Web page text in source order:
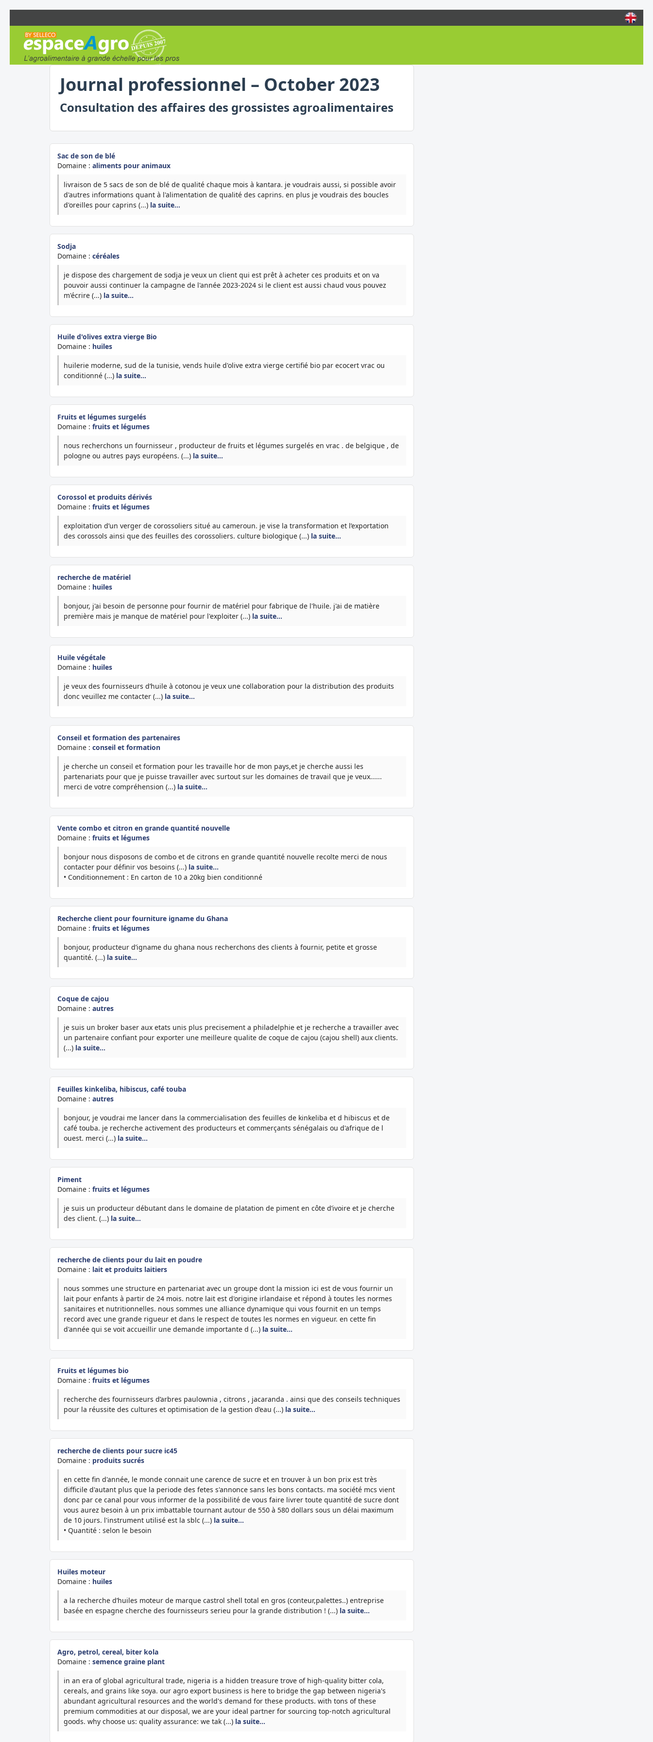
Journal professionnel – October 2023
Consultation des affaires des grossistes agroalimentaires
Sac de son de blé
Domaine : aliments pour animaux
livraison de 5 sacs de son de blé de qualité chaque mois à kantara. je voudrais aussi, si possible avoir
d'autres informations quant à l'alimentation de qualité des caprins. en plus je voudrais des boucles
d'oreilles pour caprins (...) la suite…
Sodja
Domaine : céréales
je dispose des chargement de sodja je veux un client qui est prêt à acheter ces produits et on va
pouvoir aussi continuer la campagne de l'année 2023-2024 si le client est aussi chaud vous pouvez
m'écrire (...) la suite…
Huile d'olives extra vierge Bio
Domaine : huiles
huilerie moderne, sud de la tunisie, vends huile d'olive extra vierge certifié bio par ecocert vrac ou
conditionné (...) la suite…
Fruits et légumes surgelés
Domaine : fruits et légumes
nous recherchons un fournisseur , producteur de fruits et légumes surgelés en vrac . de belgique , de
pologne ou autres pays européens. (...) la suite…
Corossol et produits dérivés
Domaine : fruits et légumes
exploitation d’un verger de corossoliers situé au cameroun. je vise la transformation et l’exportation
des corossols ainsi que des feuilles des corossoliers. culture biologique (...) la suite…
recherche de matériel
Domaine : huiles
bonjour, j'ai besoin de personne pour fournir de matériel pour fabrique de l'huile. j'ai de matière
première mais je manque de matériel pour l'exploiter (...) la suite…
Huile végétale
Domaine : huiles
je veux des fournisseurs d’huile à cotonou je veux une collaboration pour la distribution des produits
donc veuillez me contacter (...) la suite…
Conseil et formation des partenaires
Domaine : conseil et formation
je cherche un conseil et formation pour les travaille hor de mon pays,et je cherche aussi les
partenariats pour que je puisse travailler avec surtout sur les domaines de travail que je veux......
merci de votre compréhension (...) la suite…
Vente combo et citron en grande quantité nouvelle
Domaine : fruits et légumes
bonjour nous disposons de combo et de citrons en grande quantité nouvelle recolte merci de nous
contacter pour définir vos besoins (...) la suite…
• Conditionnement : En carton de 10 a 20kg bien conditionné
Recherche client pour fourniture igname du Ghana
Domaine : fruits et légumes
bonjour, producteur d’igname du ghana nous recherchons des clients à fournir, petite et grosse
quantité. (...) la suite…
Coque de cajou
Domaine : autres
je suis un broker baser aux etats unis plus precisement a philadelphie et je recherche a travailler avec
un partenaire confiant pour exporter une meilleure qualite de coque de cajou (cajou shell) aux clients.
(...) la suite…
Feuilles kinkeliba, hibiscus, café touba
Domaine : autres
bonjour, je voudrai me lancer dans la commercialisation des feuilles de kinkeliba et d hibiscus et de
café touba. je recherche activement des producteurs et commerçants sénégalais ou d'afrique de l
ouest. merci (...) la suite…
Piment
Domaine : fruits et légumes
je suis un producteur débutant dans le domaine de platation de piment en côte d’ivoire et je cherche
des client. (...) la suite…
recherche de clients pour du lait en poudre
Domaine : lait et produits laitiers
nous sommes une structure en partenariat avec un groupe dont la mission ici est de vous fournir un
lait pour enfants à partir de 24 mois. notre lait est d'origine irlandaise et répond à toutes les normes
sanitaires et nutritionnelles. nous sommes une alliance dynamique qui vous fournit en un temps
record avec une grande rigueur et dans le respect de toutes les normes en vigueur. en cette fin
d'année qui se voit accueillir une demande importante d (...) la suite…
Fruits et légumes bio
Domaine : fruits et légumes
recherche des fournisseurs d’arbres paulownia , citrons , jacaranda . ainsi que des conseils techniques
pour la réussite des cultures et optimisation de la gestion d’eau (...) la suite…
recherche de clients pour sucre ic45
Domaine : produits sucrés
en cette fin d'année, le monde connait une carence de sucre et en trouver à un bon prix est très
difficile d'autant plus que la periode des fetes s'annonce sans les bons contacts. ma société mcs vient
donc par ce canal pour vous informer de la possibilité de vous faire livrer toute quantité de sucre dont
vous aurez besoin à un prix imbattable tournant autour de 550 à 580 dollars sous un délai maximum
de 10 jours. l'instrument utilisé est la sblc (...) la suite…
• Quantité : selon le besoin
Huiles moteur
Domaine : huiles
a la recherche d’huiles moteur de marque castrol shell total en gros (conteur,palettes..) entreprise
basée en espagne cherche des fournisseurs serieu pour la grande distribution ! (...) la suite…
Agro, petrol, cereal, biter kola
Domaine : semence graine plant
in an era of global agricultural trade, nigeria is a hidden treasure trove of high-quality bitter cola,
cereals, and grains like soya. our agro export business is here to bridge the gap between nigeria's
abundant agricultural resources and the world's demand for these products. with tons of these
premium commodities at our disposal, we are your ideal partner for sourcing top-notch agricultural
goods. why choose us: quality assurance: we tak (...) la suite…